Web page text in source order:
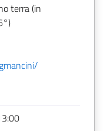
terra (in